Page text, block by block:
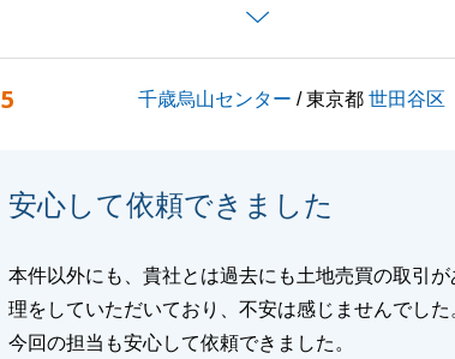
5 千歳烏山センター / 東京都世田谷区
安心して依頼できました
本件以外にも、貴社とは過去にも土地売買の取引
理をしていただいており、不安は感じませんでした
今回の担当も安心して依頼できました。